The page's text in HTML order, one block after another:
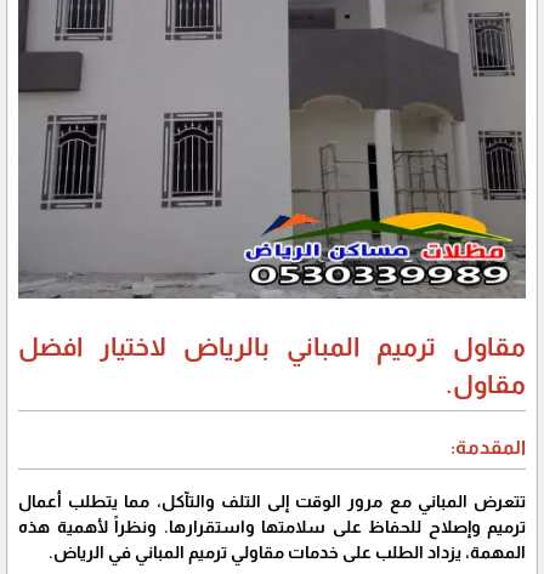
مقاول ترميم المباني بالرياض لاختيار افضل
مقاول.
المقدمة:
تتعرض المباني مع مرور الوقت إلى التلف والتآكل، مما يتطلب أعمال
ترميم وإصلاح للحفاظ على سلامتها واستقرارها. ونظراً لأهمية هذه
المهمة، يزداد الطلب على خدمات مقاولي ترميم المباني في الرياض.